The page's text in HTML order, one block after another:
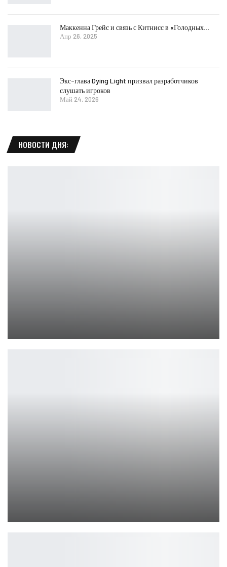
Маккенна Грейс и связь с Китнисс в «Голодных…
Апр 26, 2025
Экс-глава Dying Light призвал разработчиков
слушать игроков
Май 24, 2026
НОВОСТИ ДНЯ: